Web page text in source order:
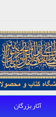
آثار بزرگان